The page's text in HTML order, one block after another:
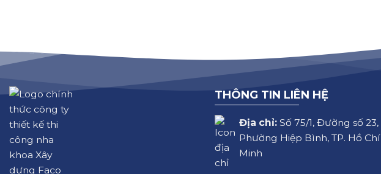
THÔNG TIN LIÊN HỆ
Địa chỉ:Số 75/1, Đường số 23,
Phường Hiệp Bình, TP. Hồ Chí
Minh